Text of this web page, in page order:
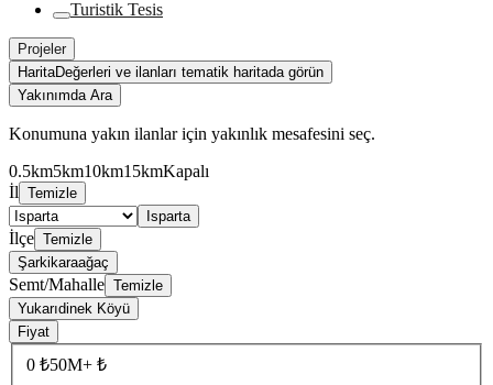
Turistik Tesis
Projeler
HaritaDeğerleri ve ilanları tematik haritada görün
Yakınımda Ara
Konumuna yakın ilanlar için yakınlık mesafesini seç.
0.5km5km10km15kmKapalı
İl Temizle
Isparta
İlçe Temizle
Şarkikaraağaç
Semt/Mahalle Temizle
Yukarıdinek Köyü
Fiyat
0 ₺50M+ ₺